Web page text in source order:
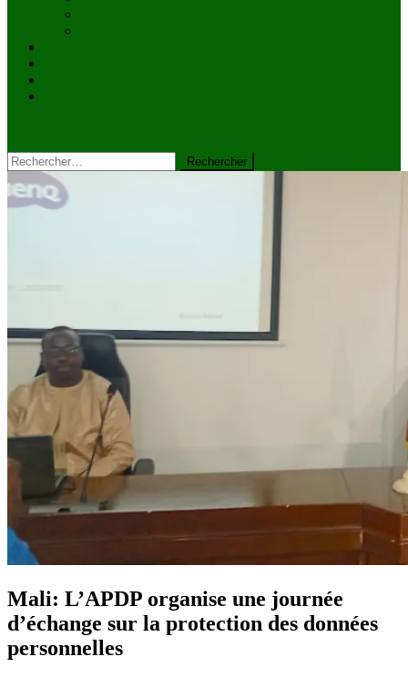
Rechercher :
Mali: L’APDP organise une journée
d’échange sur la protection des données
personnelles